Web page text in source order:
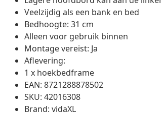
Veelzijdig als een bank en bed
Bedhoogte: 31 cm
Alleen voor gebruik binnen
Montage vereist: Ja
Aflevering:
1 x hoekbedframe
EAN: 8721288878502
SKU: 42016308
Brand: vidaXL